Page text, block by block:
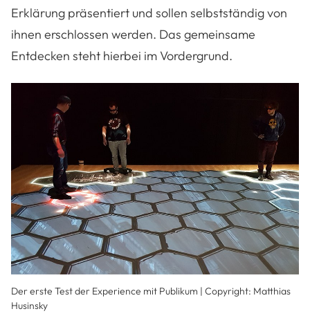
Erklärung präsentiert und sollen selbstständig von
ihnen erschlossen werden. Das gemeinsame
Entdecken steht hierbei im Vordergrund.
Der erste Test der Experience mit Publikum | Copyright: Matthias
Husinsky